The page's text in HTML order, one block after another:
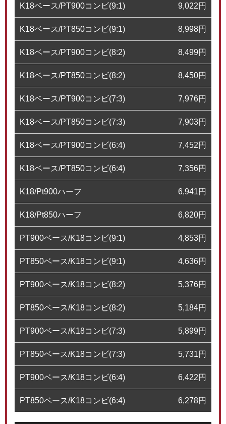
K18ベース/PT900コンビ(9:1) 9,022円
K18ベース/PT850コンビ(9:1) 8,998円
K18ベース/PT900コンビ(8:2) 8,499円
K18ベース/PT850コンビ(8:2) 8,450円
K18ベース/PT900コンビ(7:3) 7,976円
K18ベース/PT850コンビ(7:3) 7,903円
K18ベース/PT900コンビ(6:4) 7,452円
K18ベース/PT850コンビ(6:4) 7,356円
K18/Pt900ハーフ 6,941円
K18/Pt850ハーフ 6,820円
PT900ベース/K18コンビ(9:1) 4,853円
PT850ベース/K18コンビ(9:1) 4,636円
PT900ベース/K18コンビ(8:2) 5,376円
PT850ベース/K18コンビ(8:2) 5,184円
PT900ベース/K18コンビ(7:3) 5,899円
PT850ベース/K18コンビ(7:3) 5,731円
PT900ベース/K18コンビ(6:4) 6,422円
PT850ベース/K18コンビ(6:4) 6,278円